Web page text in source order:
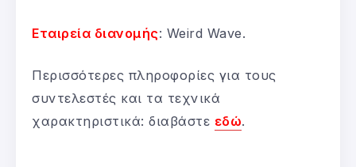
Εταιρεία διανομής: Weird Wave.
Περισσότερες πληροφορίες για τους
συντελεστές και τα τεχνικά
χαρακτηριστικά: διαβάστε εδώ.